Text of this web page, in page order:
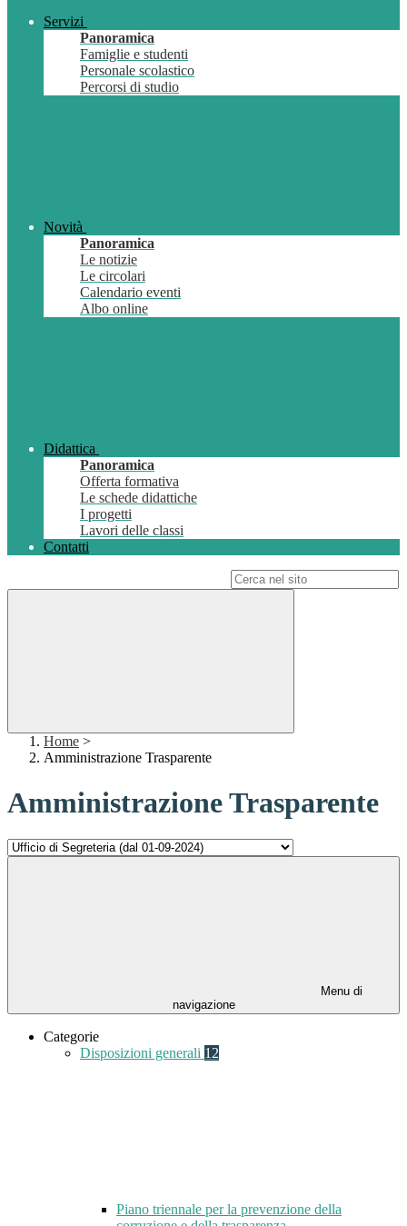
Servizi
Panoramica
Famiglie e studenti
Personale scolastico
Percorsi di studio
Novità
Panoramica
Le notizie
Le circolari
Calendario eventi
Albo online
Didattica
Panoramica
Offerta formativa
Le schede didattiche
I progetti
Lavori delle classi
Contatti
Home >
Amministrazione Trasparente
Amministrazione Trasparente
Menu di
navigazione
Categorie
Disposizioni generali 12
Piano triennale per la prevenzione della